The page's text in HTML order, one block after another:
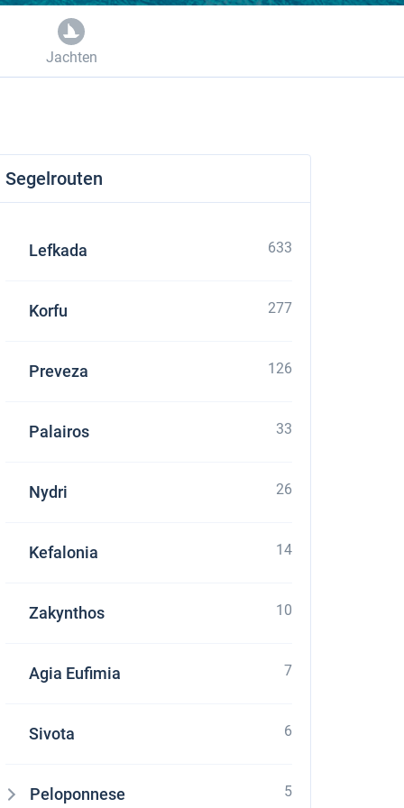
Jachten
Segelrouten
Lefkada 633
Korfu 277
Preveza 126
Palairos 33
Nydri 26
Kefalonia 14
Zakynthos 10
Agia Eufimia 7
Sivota 6
Peloponnese 5